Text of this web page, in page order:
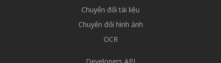
Chuyển đổi tài liệu
Chuyển đổi hình ảnh
OCR